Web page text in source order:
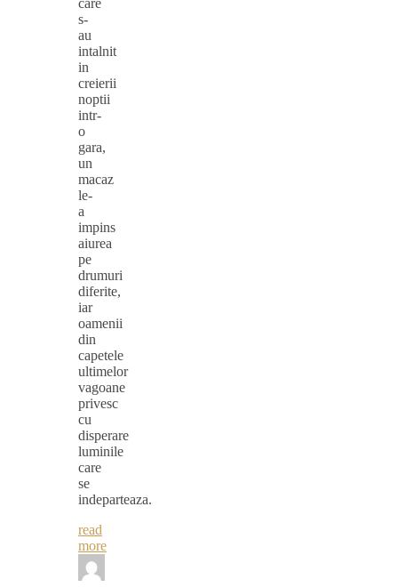
care
s-
au
intalnit
in
creierii
noptii
intr-
o
gara,
un
macaz
le-
a
impins
aiurea
pe
drumuri
diferite,
iar
oamenii
din
capetele
ultimelor
vagoane
privesc
cu
disperare
luminile
care
se
indeparteaza.
read
more